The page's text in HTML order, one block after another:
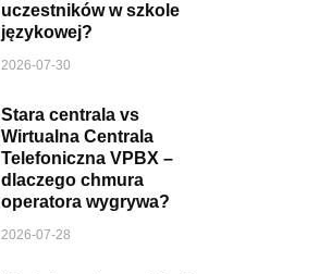
uczestników w szkole
językowej?
2026-07-30
Stara centrala vs
Wirtualna Centrala
Telefoniczna VPBX –
dlaczego chmura
operatora wygrywa?
2026-07-28